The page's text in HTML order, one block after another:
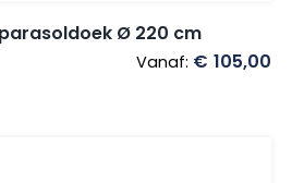
Ø 220 cm
Vanaf: € 105,00